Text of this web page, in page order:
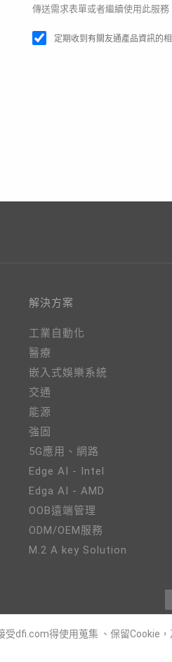
傳送需求表單或者繼續使用此服
定期收到有關友通產品資訊的
解決方案
工業自動化
醫療
嵌入式娛樂系統
交通
能源
強固
5G應用、網路
Edge AI - Intel
Edga AI - AMD
OOB遠端管理
ODM/OEM服務
M.2 A key Solution
受dfi.com得使用蒐集 、保留Cookie